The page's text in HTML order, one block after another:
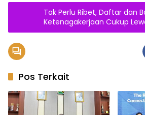
Tak Perlu Ribet, Daftar dan
Ketenagakerjaan Cukup
Toko by SRC
Pos Terkait